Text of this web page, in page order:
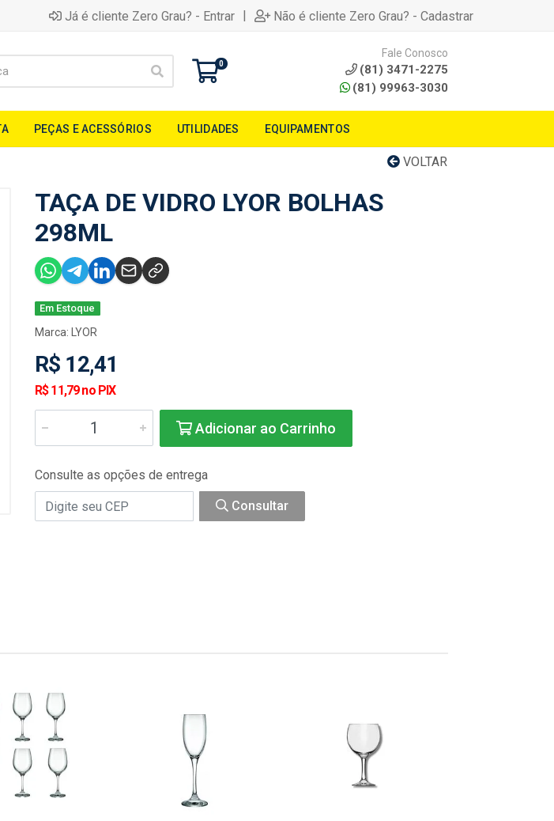
Já é cliente Zero Grau? - Entrar | Não é cliente Zero Grau? - Cadastrar
0
Fale Conosco
(81) 3471-2275
(81) 99963-3030
PEÇAS E ACESSÓRIOS UTILIDADES EQUIPAMENTOS
VOLTAR
TAÇA DE VIDRO LYOR BOLHAS
298ML
Em Estoque
Marca: LYOR
R$ 12,41
R$ 11,79 no PIX
Adicionar ao Carrinho
Consulte as opções de entrega
Consultar